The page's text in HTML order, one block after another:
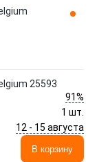
25593
91%
1 шт.
12 - 15 августа
В корзину